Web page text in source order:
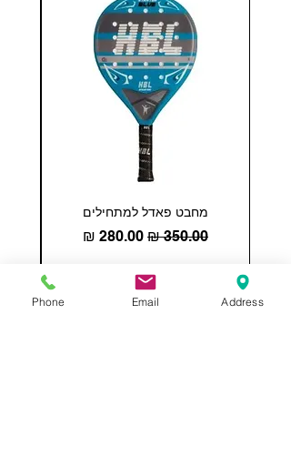
מחבט פאדל למתחילים
מחיר רגיל מחיר מבצע
הוספה לסל Phone Email Address